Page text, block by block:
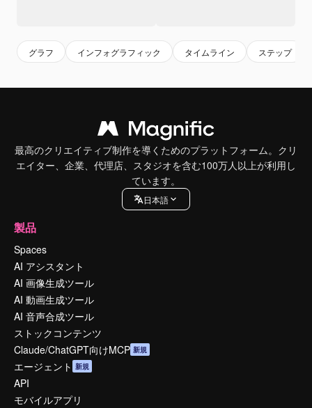
グラフ インフォグラフィック タイムライン ステップ
最高のクリエイティブ制作を導くためのプラットフォーム。クリ
エイター、企業、代理店、スタジオを含む100万人以上が利用し
ています。
日本語
製品
Spaces
AI アシスタント
AI 画像生成ツール
AI 動画生成ツール
AI 音声合成ツール
ストックコンテンツ
Claude/ChatGPT向けMCP 新規
エージェント 新規
API
モバイルアプリ